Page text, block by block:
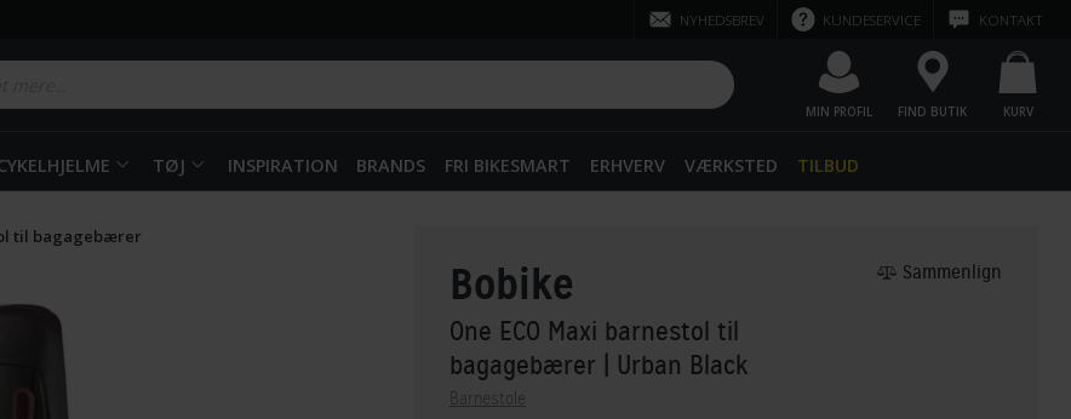
NYHEDSBREV KUNDESERVICE KONTAKT
MIN PROFIL FIND BUTIK KURV
TØJ INSPIRATION BRANDS FRI BIKESMART ERHVERV VÆRKSTED TILBUD
til bagagebærer
Bobike
One ECO Maxi barnestol til
bagagebærer
| Urban Black
Barnestole
Sammenlign